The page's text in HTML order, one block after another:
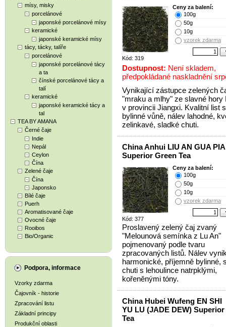
mísy, misky
porcelánové
japonské porcelánové mísy
keramické
japonské keramické mísy
tácy, tácky, talíře
porcelánové
japonské porcelánové tácy
a ta
čínské porcelánové tácy a
talí
keramické
japonské keramické tácy a
tal
TEA BY AMANA
Černé čaje
Indie
Nepál
Ceylon
Čína
Zelené čaje
Čína
Japonsko
Bílé čaje
Puerh
Aromatisované čaje
Ovocné čaje
Rooibos
Bio/Organic
Podpora, informace
Vzorky zdarma
Čajovník - historie
Zpracování listu
Základní principy
Produkční oblasti
Kód: 319
Ceny za balení:
100g
50g
10g
vzorek zdarma
Dostupnost: Není skladem,
předpokládané naskladnění
Vynikající zástupce zelených
"mraku a mlhy" ze slavné hory
v provincii Jiangxi. Kvalitní list
bylinné vůně, nálev lahodné,
zelinkavé, sladké chuti.
China Anhui LIU AN GUA
Superior Green Tea
Kód: 377
Ceny za balení:
100g
50g
10g
vzorek zdarma
Proslavený zelený čaj zvaný
"Melounová semínka z Lu An"
pojmenovaný podle tvaru
zpracovaných listů. Nálev
harmonické, příjemně bylinné,
chuti s lehoulince natrpklými,
kořeněnými tóny.
China Hubei Wufeng EN SHI
YU LU (JADE DEW)
Tea